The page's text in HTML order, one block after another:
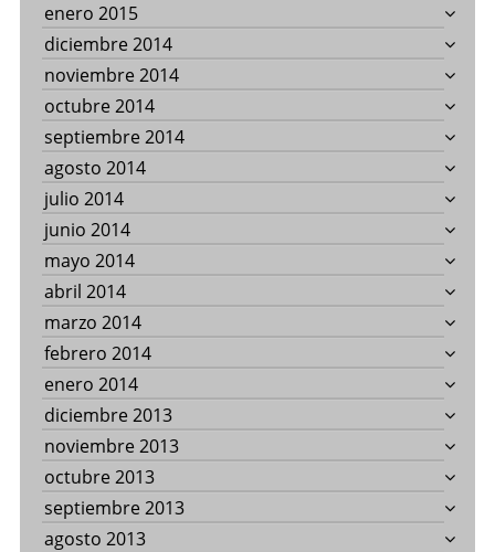
enero 2015
diciembre 2014
noviembre 2014
octubre 2014
septiembre 2014
agosto 2014
julio 2014
junio 2014
mayo 2014
abril 2014
marzo 2014
febrero 2014
enero 2014
diciembre 2013
noviembre 2013
octubre 2013
septiembre 2013
agosto 2013